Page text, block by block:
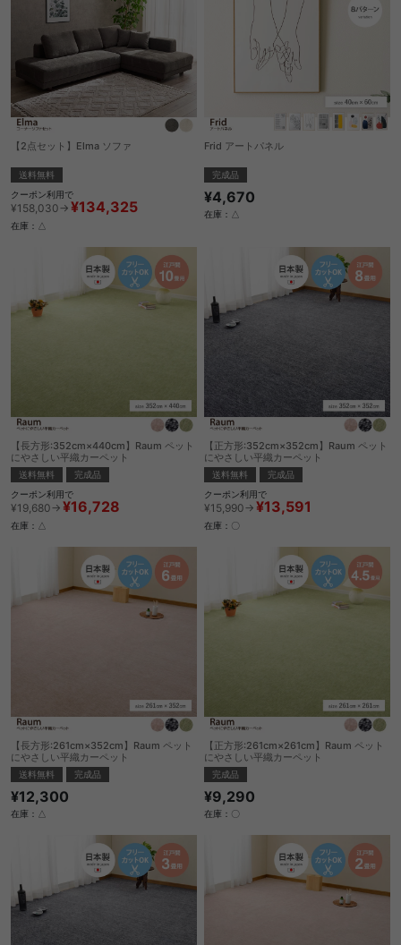
【2点セット】Elma ソファ
送料無料
クーポン利用で
¥158,030→ ¥134,325
在庫：△
Frid アートパネル
完成品
¥4,670
在庫：△
【長方形:352cm×440cm】Raum ペット
にやさしい平織カーペット
送料無料
完成品
クーポン利用で
¥19,680→ ¥16,728
在庫：△
【正方形:352cm×352cm】Raum ペット
にやさしい平織カーペット
送料無料
完成品
クーポン利用で
¥15,990→ ¥13,591
在庫：〇
【長方形:261cm×352cm】Raum ペット
にやさしい平織カーペット
送料無料 完成品
¥12,300
在庫：△
【正方形:261cm×261cm】Raum ペット
にやさしい平織カーペット
完成品
¥9,290
在庫：〇